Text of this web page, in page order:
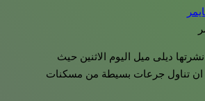
ديلى ميل اليوم الاثنين حيث
ان تناول جرعات بسيطة من مسكنات